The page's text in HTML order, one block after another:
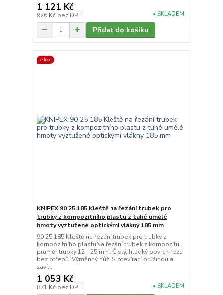
1 121 Kč
926 Kč bez DPH • SKLADEM
Přidat do košíku
Akce
KNIPEX 90 25 185 Kleště na řezání trubek pro
trubky z kompozitního plastu z tuhé umělé
hmoty vyztužené optickými vlákny 185 mm
90 25 185 Kleště na řezání trubek pro trubky z
kompozitního plastuNa řezání trubek z kompozitu,
průměr trubky 12 - 25 mm. Čistý, hladký povrch řezu
bez otřepů. Výměnný nůž. S otevírací pružinou a
zaví...
1 053 Kč
871 Kč bez DPH • SKLADEM